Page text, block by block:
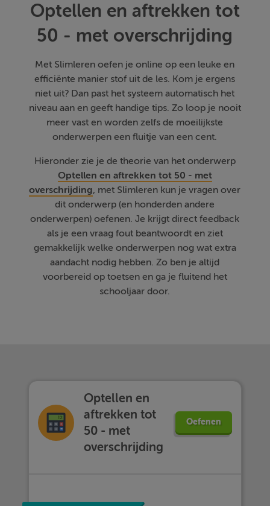
Optellen en aftrekken tot
50 - met overschrijding
Met Slimleren oefen je online op een leuke en
efficiënte manier stof uit de les. Kom je ergens
niet uit? Dan past het systeem automatisch het
niveau aan en geeft handige tips. Zo loop je nooit
meer vast en worden zelfs de moeilijkste
onderwerpen een fluitje van een cent.
Hieronder zie je de theorie van het onderwerp
Optellen en aftrekken tot 50 - met
overschrijding, met Slimleren kun je vragen over
dit onderwerp (en honderden andere
onderwerpen) oefenen. Je krijgt direct feedback
als je een vraag fout beantwoordt en ziet
gemakkelijk welke onderwerpen nog wat extra
aandacht nodig hebben. Zo ben je altijd
voorbereid op toetsen en ga je fluitend het
schooljaar door.
Optellen en
aftrekken tot
50 - met
overschrijding
Oefenen